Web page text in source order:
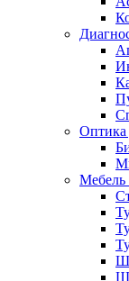
Оптика
Мебель